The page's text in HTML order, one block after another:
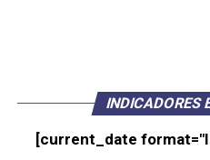
INDICADORES
[current_date